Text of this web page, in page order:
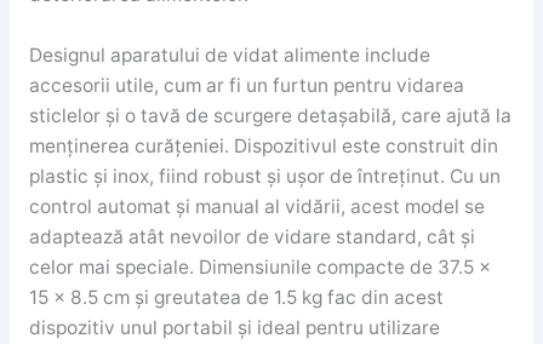
Designul aparatului de vidat alimente include
accesorii utile, cum ar fi un furtun pentru vidarea
sticlelor și o tavă de scurgere detașabilă, care ajută la
menținerea curățeniei. Dispozitivul este construit din
plastic și inox, fiind robust și ușor de întreținut. Cu un
control automat și manual al vidării, acest model se
adaptează atât nevoilor de vidare standard, cât și
celor mai speciale. Dimensiunile compacte de 37.5 x
15 x 8.5 cm și greutatea de 1.5 kg fac din acest
dispozitiv unul portabil și ideal pentru utilizare